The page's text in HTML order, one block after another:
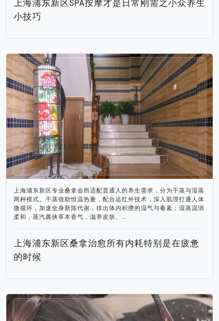
上海浦东新区SPA按摩才是日常刚需之小众养生
小技巧
上海浦东新区专业桑拿会所适配普通人的养生需求，分为干蒸与湿蒸
两种模式。干蒸借助恒温热量，配合远红外技术，深入肌理打通人体
微循环，加速全身新陈代谢，排出体内积攒的湿气与毒素；湿蒸温润
柔和，蒸汽裹挟草本香气，滋养皮肤、…
上海浦东新区桑拿治愈所有内耗特别是在疲惫
的时候